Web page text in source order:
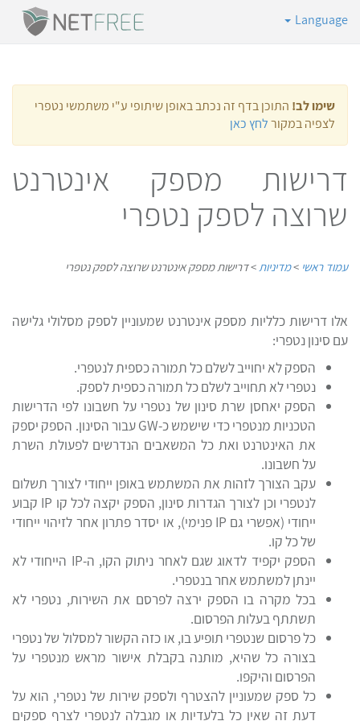
Language
שימו לב!התוכן בדף זה נכתב באופן שיתופי ע"י משתמשי נטפרי
לצפיה במקורלחץ כאן
דרישות מספק אינטרנט
שרוצה לספק נטפרי
עמוד ראשי> מדיניות>דרישות מספק אינטרנט שרוצה לספק נטפרי
אלו דרישות כלליות מספק אינטרנט שמעוניין לספק מסלולי גלישה
עם סינון נטפרי:
הספק לא יחוייב לשלם כל תמורה כספית לנטפרי.
נטפרי לא תחוייב לשלם כל תמורה כספית לספק.
הספק יאחסן שרת סינון של נטפרי על חשבונו לפי הדרישות
הטכניות מנטפרי כדי שישמש כ-GW עבור הסינון. הספק יספק
את האינטרנט ואת כל המשאבים הנדרשים לפעולת השרת
על חשבונו.
עקב הצורך לזהות את המשתמש באופן ייחודי לצורך תשלום
לנטפרי וכן לצורך הגדרות סינון, הספק יקצה לכל קו IP קבוע
ייחודי (אפשרי גם IP פנימי), או יסדר פתרון אחר לזיהוי ייחודי
של כל קו.
הספק יקפיד לדאוג שגם לאחר ניתוק הקו, ה-IP הייחודי לא
יינתן למשתמש אחר בנטפרי.
בכל מקרה בו הספק ירצה לפרסם את השירות, נטפרי לא
תשתתף בעלות הפרסום.
כל פרסום שנטפרי תופיע בו, או כזה הקשור למסלול של נטפרי
בצורה כל שהיא, מותנה בקבלת אישור מראש מנטפרי על
הפרסום והיקפו.
כל ספק שמעוניין להצטרף ולספק שירות של נטפרי, הוא על
דעת זה שאין כל בלעדיות או מגבלה לנטפרי לצרף ספקים